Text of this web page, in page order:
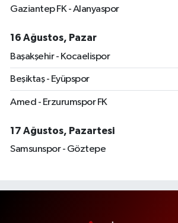
Gaziantep FK - Alanyaspor
16 Ağustos, Pazar
Başakşehir - Kocaelispor
Beşiktaş - Eyüpspor
Amed - Erzurumspor FK
17 Ağustos, Pazartesi
Samsunspor - Göztepe